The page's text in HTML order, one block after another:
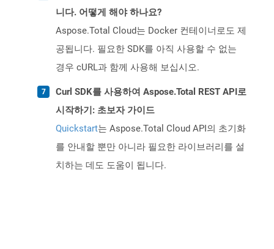
니다. 어떻게 해야 하나요?
Aspose.Total Cloud는 Docker 컨테이너로도 제
공됩니다. 필요한 SDK를 아직 사용할 수 없는
경우 cURL과 함께 사용해 보십시오.
Curl SDK를 사용하여 Aspose.Total REST API로
시작하기: 초보자 가이드
Quickstart는 Aspose.Total Cloud API의 초기화
를 안내할 뿐만 아니라 필요한 라이브러리를 설
치하는 데도 도움이 됩니다.